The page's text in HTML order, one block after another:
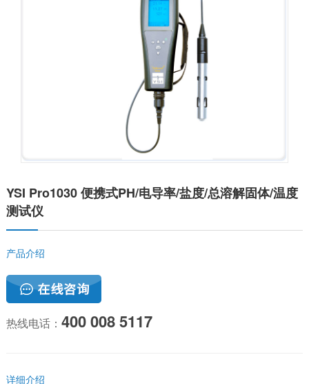
YSI Pro1030 便携式PH/电导率/盐度/总溶解固体/温度
测试仪
产品介绍
热线电话： 400 008 5117
详细介绍